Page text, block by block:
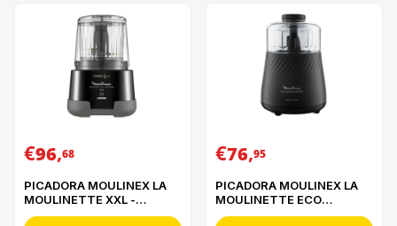
€96,68
PICADORA MOULINEX LA
MOULINETTE XXL -
DP810855
€76,95
PICADORA MOULINEX LA
MOULINETTE ECO
RESPECT - DP710810